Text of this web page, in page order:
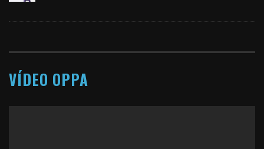
VÍDEO OPPA